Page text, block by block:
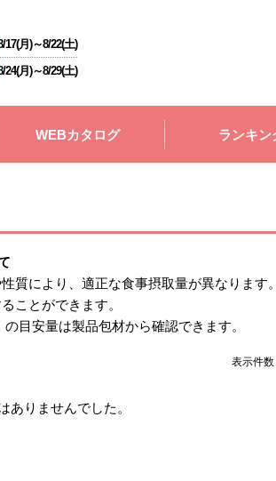
17(月)～8/22(土)
24(月)～8/29(土)
WEBカタログ ランキン
質により、適正な食事摂取量が異なります
ことができます。
の目安量は製品包材から確認できます。
表示件数
ありませんでした。